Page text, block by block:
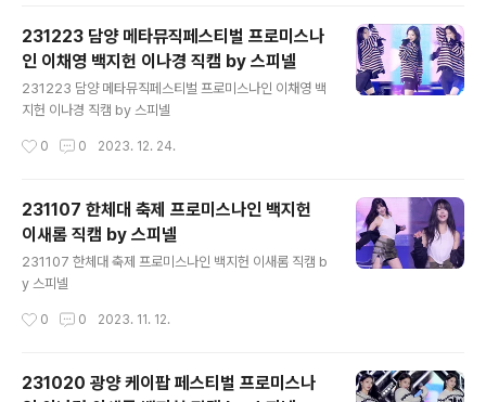
231223 담양 메타뮤직페스티벌 프로미스나
인 이채영 백지헌 이나경 직캠 by 스피넬
231223 담양 메타뮤직페스티벌 프로미스나인 이채영 백
지헌 이나경 직캠 by 스피넬
0 0 2023. 12. 24.
231107 한체대 축제 프로미스나인 백지헌
이새롬 직캠 by 스피넬
231107 한체대 축제 프로미스나인 백지헌 이새롬 직캠 b
y 스피넬
0 0 2023. 11. 12.
231020 광양 케이팝 페스티벌 프로미스나